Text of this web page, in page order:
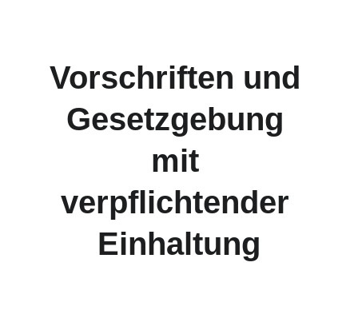
Vorschriften und
Gesetzgebung
mit
verpflichtender
Einhaltung